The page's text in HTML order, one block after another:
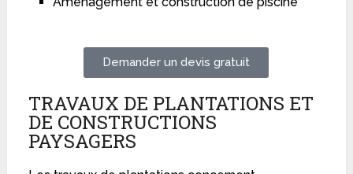
Demander un devis gratuit
TRAVAUX DE PLANTATIONS ET
DE CONSTRUCTIONS
PAYSAGERS